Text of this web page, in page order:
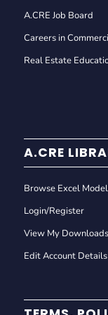
A.CRE Job Board
Careers in
Real Estate
A.CRE
Browse Excel
Login/Register
View My Downloads
Edit Account Details